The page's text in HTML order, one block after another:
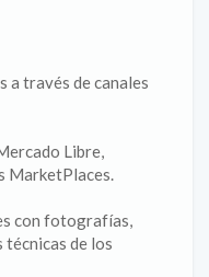
través de canales
Libre,
MarketPlaces.
con fotografías,
técnicas de los